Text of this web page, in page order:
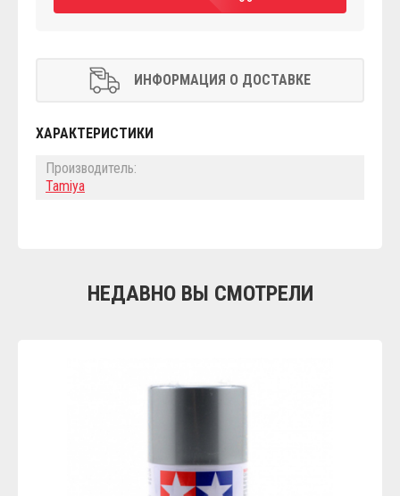
ИНФОРМАЦИЯ О ДОСТАВКЕ
ХАРАКТЕРИСТИКИ
Производитель:
Tamiya
НЕДАВНО ВЫ СМОТРЕЛИ